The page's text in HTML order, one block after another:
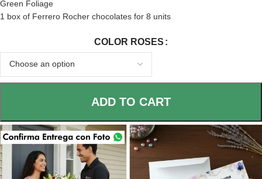
Green Foliage
1 box of Ferrero Rocher chocolates for 8 units
COLOR ROSES
ADD TO CART